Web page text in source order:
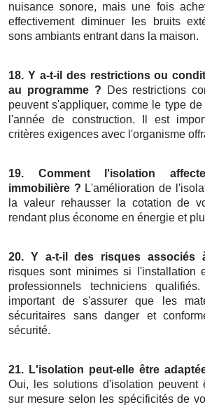
nuisance sonore, mais une fois
effectivement diminuer les bruits
sons ambiants entrant dans la maison.
18. Y a-t-il des restrictions ou
au programme ? Des restrictions
peuvent s'appliquer, comme le type
l'année de construction. Il est
critères exigences avec l'organisme
19. Comment l'isolation
immobilière ? L'amélioration de
la valeur rehausser la cotation de
rendant plus économe en énergie et
20. Y a-t-il des risques associés
risques sont minimes si l'installation
professionnels techniciens
important de s'assurer que les
sécuritaires sans danger et
sécurité.
21. L'isolation peut-elle être
Oui, les solutions d'isolation peuvent
sur mesure selon les spécificités de